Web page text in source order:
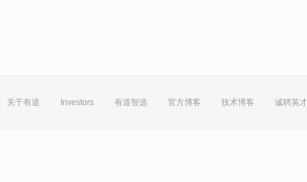
关于有道 Investors 有道智选 官方博客 技术博客 诚聘英才